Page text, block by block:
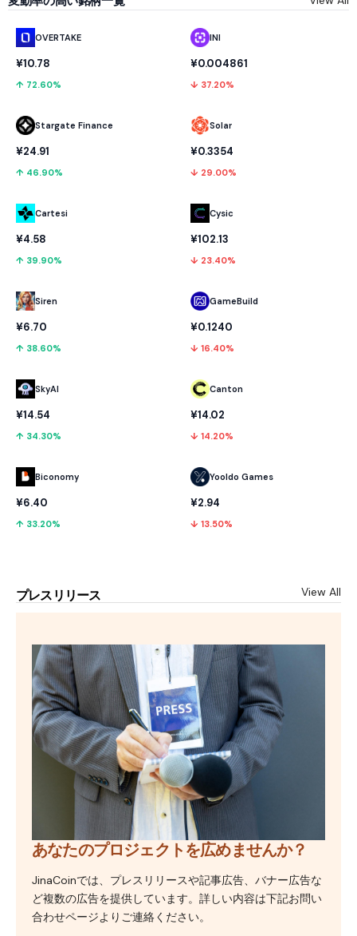
OVERTAKE
¥10.78
↑ 72.60%
Stargate Finance
¥24.91
↑ 46.90%
Cartesi
¥4.58
↑ 39.90%
Siren
¥6.70
↑ 38.60%
SkyAI
¥14.54
↑ 34.30%
Biconomy
¥6.40
↑ 33.20%
INI
¥0.004861
↓ 37.20%
Solar
¥0.3354
↓ 29.00%
Cysic
¥102.13
↓ 23.40%
GameBuild
¥0.1240
↓ 16.40%
Canton
¥14.02
↓ 14.20%
Yooldo Games
¥2.94
↓ 13.50%
プレスリリース View All
あなたのプロジェクトを広めませんか？
JinaCoinでは、プレスリリースや記事広告、バナー広告な
ど複数の広告を提供しています。詳しい内容は下記お問い
合わせページよりご連絡ください。